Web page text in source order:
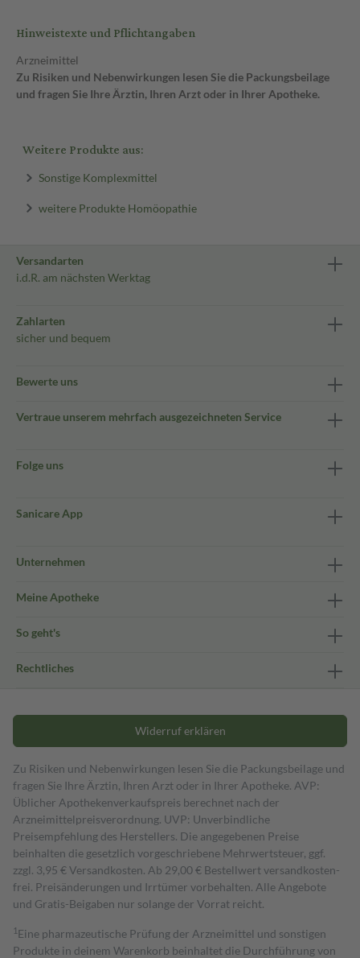
Hinweistexte und Pflichtangaben
Arzneimittel
Zu Risiken und Nebenwirkungen lesen Sie die Packungsbeilage
und fragen Sie Ihre Ärztin, Ihren Arzt oder in Ihrer Apotheke.
Weitere Produkte aus:
Sonstige Komplexmittel
weitere Produkte Homöopathie
Versandarten
i.d.R. am nächsten Werktag
Zahlarten
sicher und bequem
Bewerte uns
Vertraue unserem mehrfach ausgezeichneten Service
Folge uns
Sanicare App
Unternehmen
Meine Apotheke
So geht's
Rechtliches
Widerruf erklären
Zu Risiken und Nebenwirkungen lesen Sie die Packungsbeilage und
fragen Sie Ihre Ärztin, Ihren Arzt oder in Ihrer Apotheke. AVP:
Üblicher Apothekenverkaufspreis berechnet nach der
Arzneimittelpreisverordnung. UVP: Unverbindliche
Preisempfehlung des Herstellers. Die angegebenen Preise
beinhalten die gesetzlich vorgeschriebene Mehrwertsteuer, ggf.
zzgl. 3,95 € Versandkosten. Ab 29,00 € Bestell­wert versand­kosten­
frei. Preisänderungen und Irrtümer vorbehalten. Alle Angebote
und Gratis-Beigaben nur solange der Vorrat reicht.
1 Eine pharmazeutische Prüfung der Arzneimittel und sonstigen
Produkte in deinem Warenkorb beinhaltet die Durchführung von